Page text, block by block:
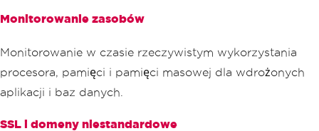
Monitorowanie zasobów
Monitorowanie w czasie rzeczywistym wykorzystania
procesora, pamięci i pamięci masowej dla wdrożonych
aplikacji i baz danych.
SSL i domeny niestandardowe